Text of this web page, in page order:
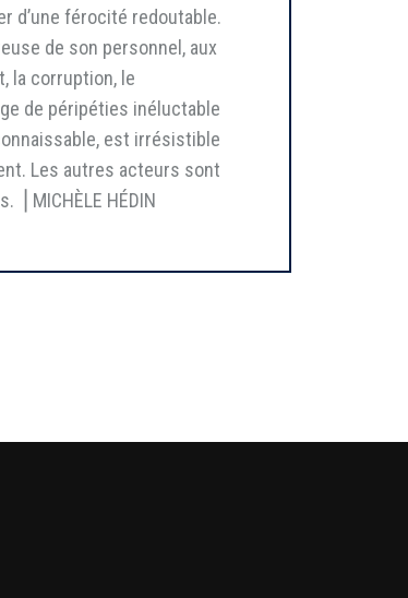
d’une férocité redoutable.
de son personnel, aux
la corruption, le
de péripéties inéluctable
est irrésistible
Les autres acteurs sont
MICHÈLE HÉDIN